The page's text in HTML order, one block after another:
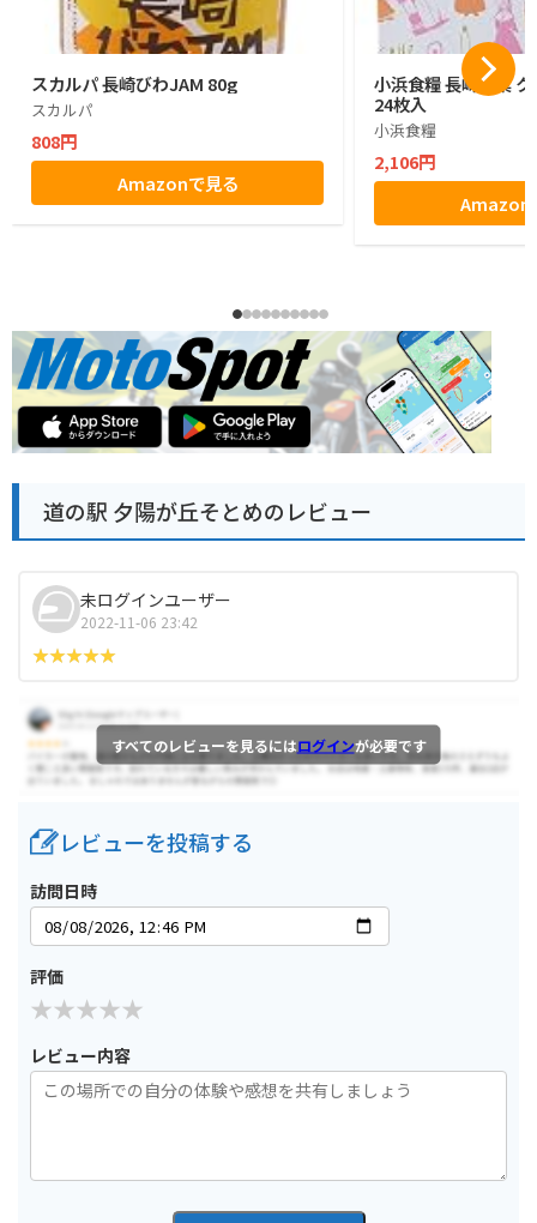
スカルパ 長崎びわJAM 80g
スカルパ
808円
Amazonで見る
小浜食糧 長崎銘菓
24枚入
小浜食糧
2,106円
Amazon
道の駅 夕陽が丘そとめのレビュー
未ログインユーザー
2022-11-06 23:42
すべてのレビューを見るにはログインが必要です
レビューを投稿する
訪問日時
評価
レビュー内容